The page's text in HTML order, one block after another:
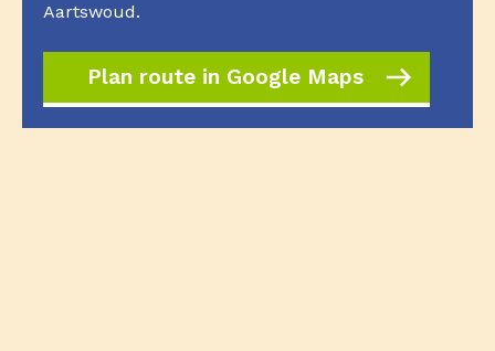
Aartswoud.
Plan route in Google Maps